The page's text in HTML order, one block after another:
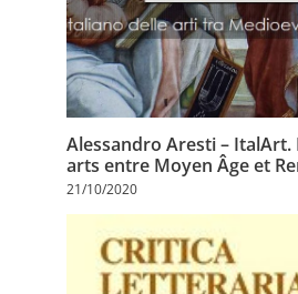
Alessandro Aresti – ItalArt.
arts entre Moyen Âge et
21/10/2020